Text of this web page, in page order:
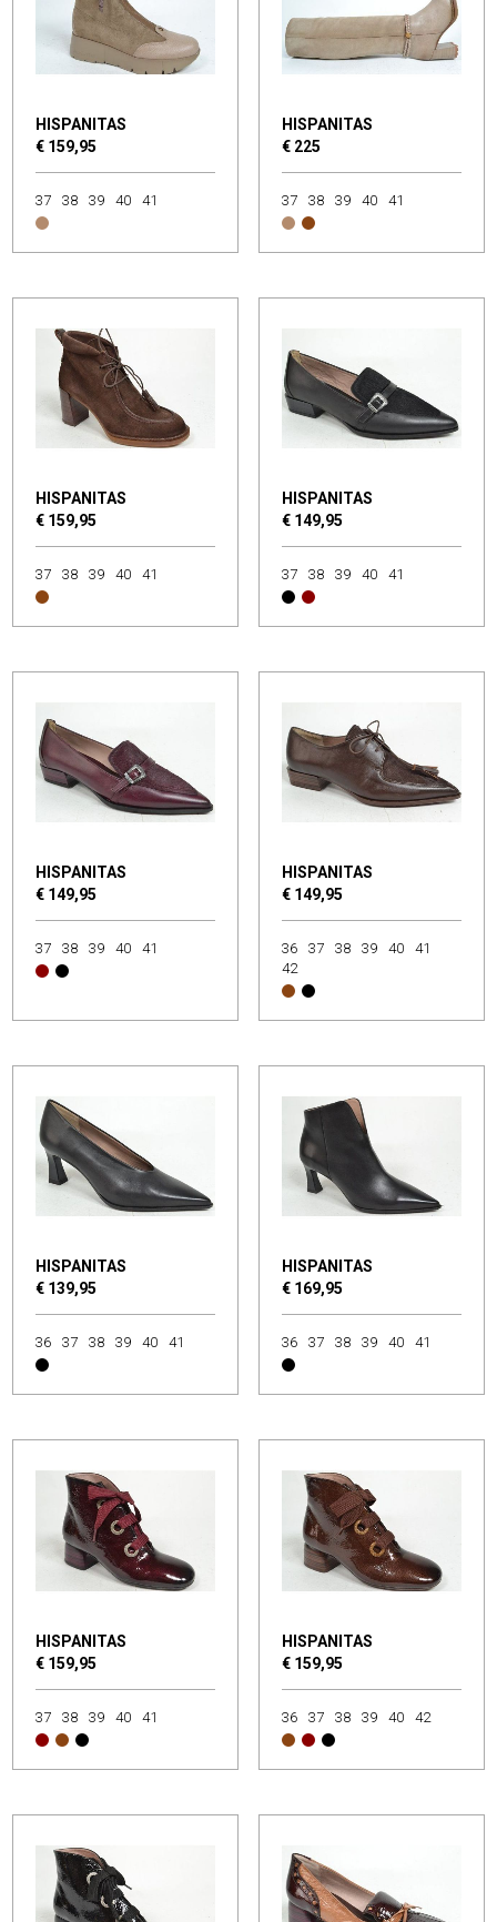
HISPANITAS
€ 159,95
37 38 39 40 41
HISPANITAS
€ 225
37 38 39 40 41
HISPANITAS
€ 159,95
37 38 39 40 41
HISPANITAS
€ 149,95
37 38 39 40 41
HISPANITAS
€ 149,95
37 38 39 40 41
HISPANITAS
€ 149,95
36 37 38 39 40
41
42
HISPANITAS
€ 139,95
36 37 38 39 40 41
HISPANITAS
€ 169,95
36 37 38 39 40 41
HISPANITAS
€ 159,95
37 38 39 40 41
HISPANITAS
€ 159,95
36 37 38 39 40 42